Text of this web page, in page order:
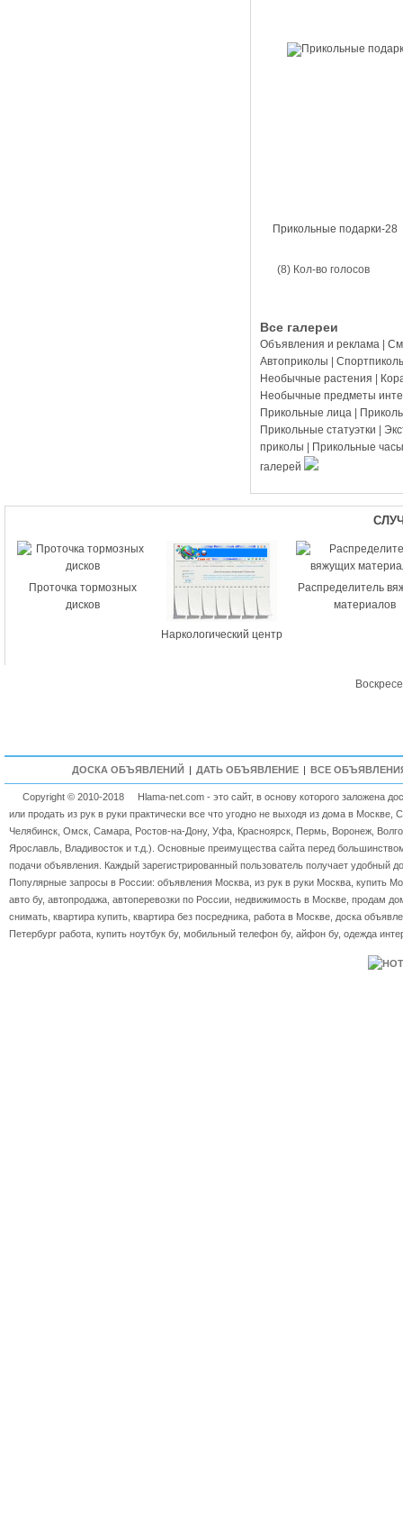
Прикольные подарки-28
(8) Кол-во голосов
Все галереи
Объявления и реклама
Автоприколы
Необычные растения
Необычные предметы
Прикольные лица
Прикольные статуэтки
приколы
Прикольные часы
галерей
Проточка тормозных
дисков
Наркологический центр
Распределитель
материалов
ДОСКА ОБЪЯВЛЕНИЙ | ДАТЬ ОБЪЯВЛЕНИЕ | ВСЕ
Copyright © 2010-2018
Hlama-net.com - это сайт, в основу которого заложена
или продать из рук в руки практически все что угодно не выходя из дома в
Челябинск, Омск, Самара, Ростов-на-Дону, Уфа, Красноярск, Пермь, Воронеж,
Ярославль, Владивосток и т.д.). Основные преимущества сайта перед
подачи объявления. Каждый зарегистрированный пользователь получает удобный
Популярные запросы в России: объявления Москва, из рук в руки Москва, купить
авто бу, автопродажа, автоперевозки по России, недвижимость в Москве, продам
снимать, квартира купить, квартира без посредника, работа в Москве, доска
Петербург работа, купить ноутбук бу, мобильный телефон бу, айфон бу, одежда